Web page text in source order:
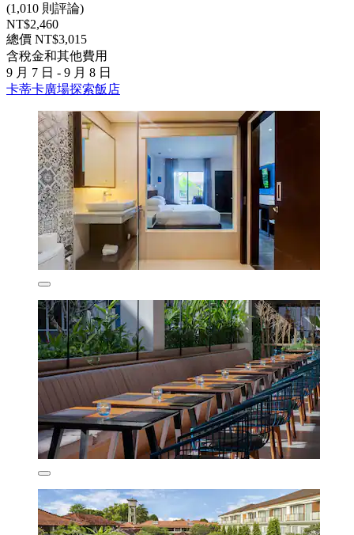
(1,010 則評論)
NT$2,460
總價 NT$3,015
含稅金和其他費用
9 月 7 日 - 9 月 8 日
卡蒂卡廣場探索飯店